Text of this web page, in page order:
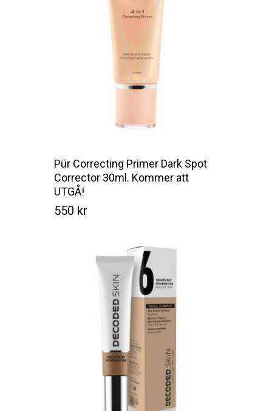
Pür Correcting Primer Dark Spot
Corrector 30ml. Kommer att
UTGÅ!
550 kr